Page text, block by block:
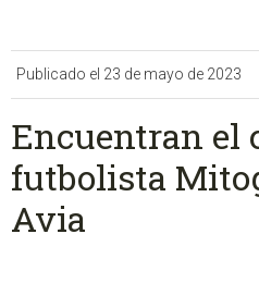
Publicado el 23 de mayo de 2023
Encuentran el
futbolista
Avia